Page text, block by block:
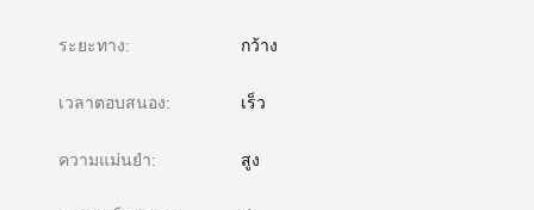
ระยะทาง: กว้าง
เวลาตอบสนอง: เร็ว
ความแม่นยำ: สูง